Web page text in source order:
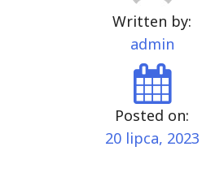
Written by:
admin
Posted on:
20 lipca, 2023